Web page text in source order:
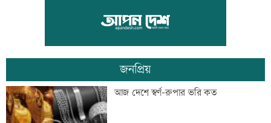
দুদকের মামলায় ঢাকা ব্যাংকের ৪ কর্মকর্তার
কারাদণ্ড
জিয়াউর রহমান দেশে প্রথম সবুজ বিপ্লবের
ডাক দিয়েছিলেন: পরিবেশমন্ত্রী
জনপ্রিয়
আজ দেশে স্বর্ণ-রুপার ভরি কত